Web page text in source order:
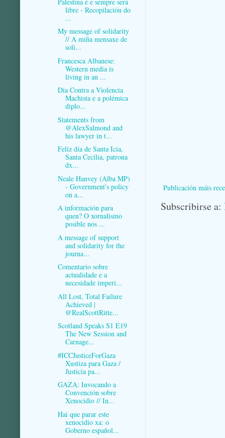
Publicación máis
Subscribirse a:
libre - Recopilación do
...
My message of solidarity
// A miña mensaxe de
soli...
Francesca Albanese:
Western media is
living in an ...
Dia Contra a Violencia
Machista e a polémica
diplo...
Statements from
@AlexSalmond and
his lawyer in t...
Feliz día de Santa Icia,
Santa Cecilia, patrona
dx...
Neale Hanvey (Alba MP)
- Government's policy
on a...
A información para
quen? O xornalismo
posible nos ...
A message of support
and solidarity for the
journa...
Comentario sobre
actualidade e a
necesidade imperi...
All Lost, Total Failure
Achieved |
@RealScottRitte...
Scotland Speaks S1 E19
The New Session and
Carnage...
#ICCJusticeForGaza
Xustiza para Gaza /
Justicia pa...
GAZA: Invocando a
Convención sobre
Xenocidio // In...
Hai que parar este
xenocidio xa: o
Goberno español...